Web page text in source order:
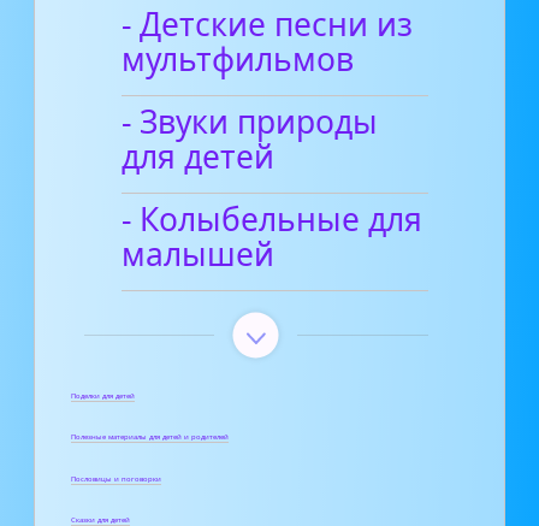
- Детские песни из
мультфильмов
- Звуки природы
для детей
- Колыбельные для
малышей
Поделки для детей
Полезные материалы для детей и родителей
Пословицы и поговорки
Сказки для детей